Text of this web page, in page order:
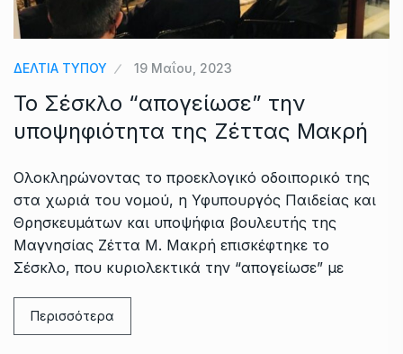
ΔΕΛΤΙΑ ΤΥΠΟΥ 19 Μαΐου, 2023
Το Σέσκλο “απογείωσε” την
υποψηφιότητα της Ζέττας Μακρή
Ολοκληρώνοντας το προεκλογικό οδοιπορικό της
στα χωριά του νομού, η Υφυπουργός Παιδείας και
Θρησκευμάτων και υποψήφια βουλευτής της
Μαγνησίας Ζέττα Μ. Μακρή επισκέφτηκε το
Σέσκλο, που κυριολεκτικά την “απογείωσε” με
Περισσότερα